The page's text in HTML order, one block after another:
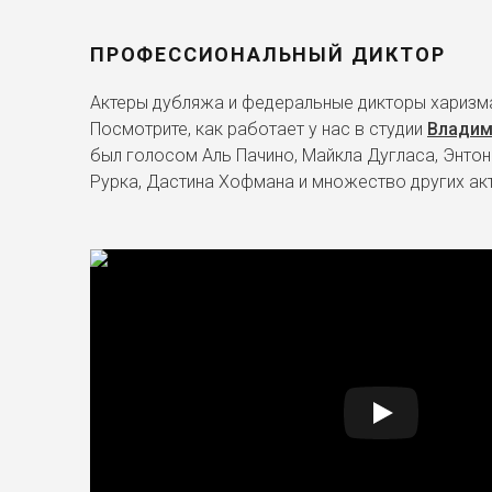
ПРОФЕССИОНАЛЬНЫЙ ДИКТОР
Актеры дубляжа и федеральные дикторы
Посмотрите, как работает у нас в студии
был голосом Аль Пачино, Майкла Дугласа,
Рурка, Дастина Хофмана и множество других